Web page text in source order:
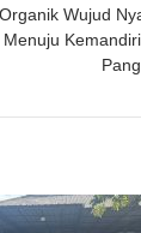
Wujud